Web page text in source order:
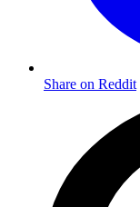
Share on Reddit